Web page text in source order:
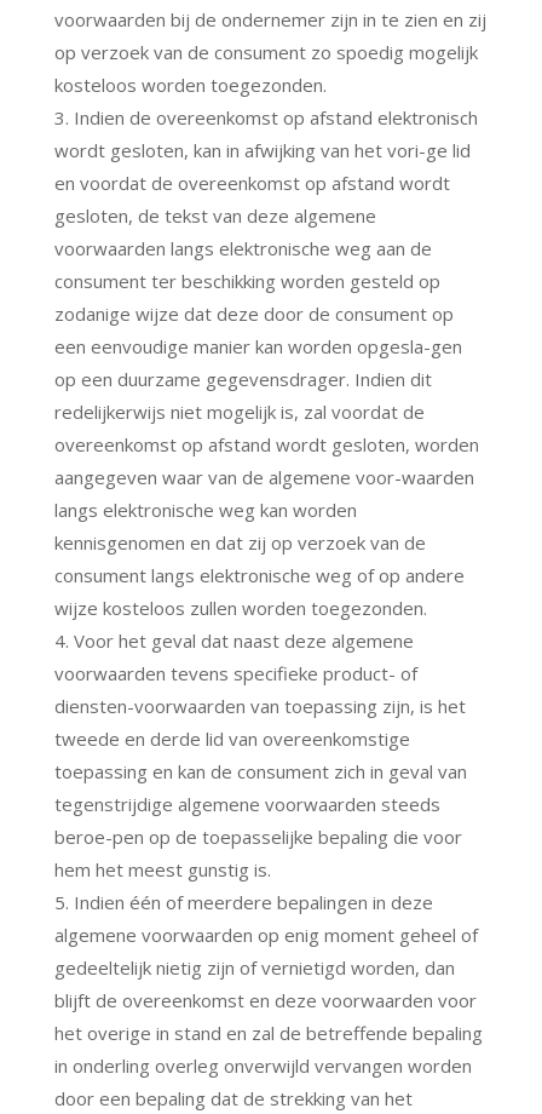
voorwaarden bij de ondernemer zijn in te zien en zij
op verzoek van de consument zo spoedig mogelijk
kosteloos worden toegezonden.
3. Indien de overeenkomst op afstand elektronisch
wordt gesloten, kan in afwijking van het vori-ge lid
en voordat de overeenkomst op afstand wordt
gesloten, de tekst van deze algemene
voorwaarden langs elektronische weg aan de
consument ter beschikking worden gesteld op
zodanige wijze dat deze door de consument op
een eenvoudige manier kan worden opgesla-gen
op een duurzame gegevensdrager. Indien dit
redelijkerwijs niet mogelijk is, zal voordat de
overeenkomst op afstand wordt gesloten, worden
aangegeven waar van de algemene voor-waarden
langs elektronische weg kan worden
kennisgenomen en dat zij op verzoek van de
consument langs elektronische weg of op andere
wijze kosteloos zullen worden toegezonden.
4. Voor het geval dat naast deze algemene
voorwaarden tevens specifieke product- of
diensten-voorwaarden van toepassing zijn, is het
tweede en derde lid van overeenkomstige
toepassing en kan de consument zich in geval van
tegenstrijdige algemene voorwaarden steeds
beroe-pen op de toepasselijke bepaling die voor
hem het meest gunstig is.
5. Indien één of meerdere bepalingen in deze
algemene voorwaarden op enig moment geheel of
gedeeltelijk nietig zijn of vernietigd worden, dan
blijft de overeenkomst en deze voorwaarden voor
het overige in stand en zal de betreffende bepaling
in onderling overleg onverwijld vervangen worden
door een bepaling dat de strekking van het